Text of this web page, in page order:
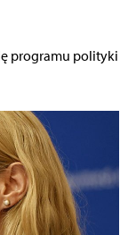
programu polityki